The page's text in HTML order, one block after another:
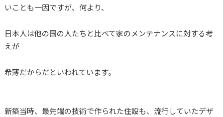
いことも一因ですが、何より、
日本人は他の国の人たちと比べて家のメンテナンスに対する考
えが
希薄だからだといわれています。
新築当時、最先端の技術で作られた住設も、流行していたデザ